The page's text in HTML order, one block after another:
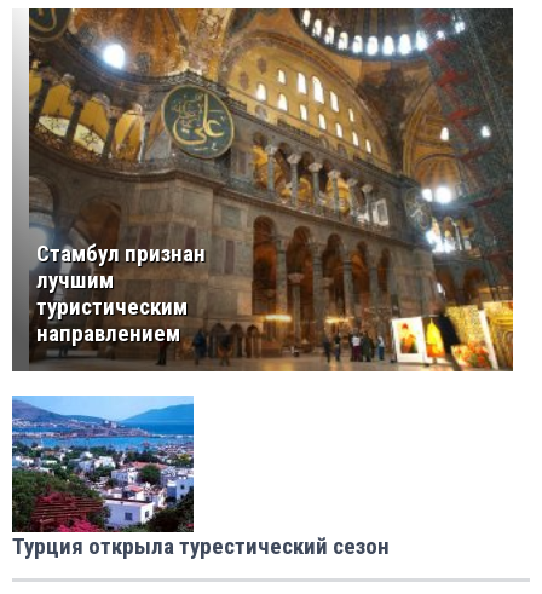
Стамбул признан
лучшим
туристическим
направлением
Турция открыла турестический сезон